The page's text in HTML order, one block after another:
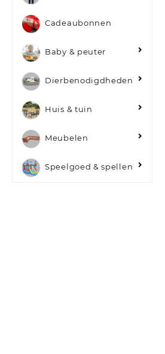
Cadeaubonnen
Baby & peuter
Dierbenodigdheden
Huis & tuin
Meubelen
Speelgoed & spellen